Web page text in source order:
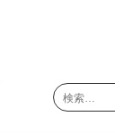
検
索: